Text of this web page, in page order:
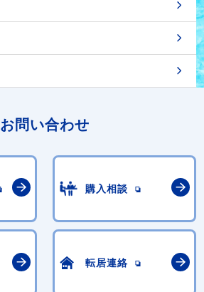
お問い合わせ
購入相談
転居連絡